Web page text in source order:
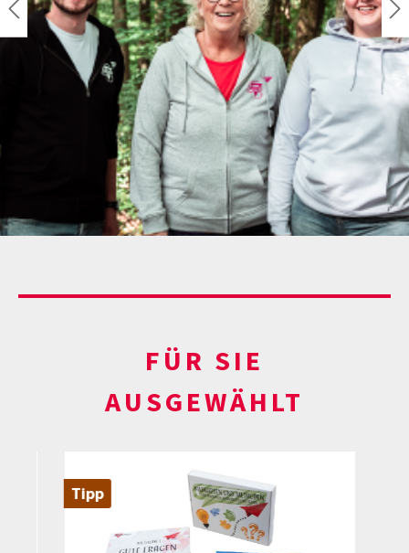
Produktgalerie überspringen
FÜR SIE
AUSGEWÄHLT
Tipp